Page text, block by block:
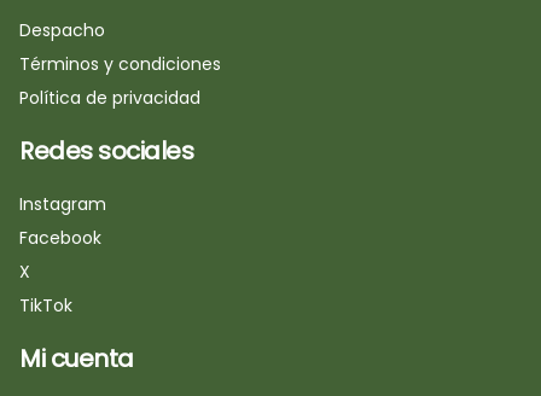
Despacho
Términos y condiciones
Política de privacidad
Redes sociales
Instagram
Facebook
X
TikTok
Mi cuenta